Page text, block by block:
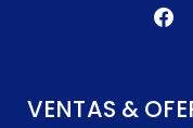
VENTAS &